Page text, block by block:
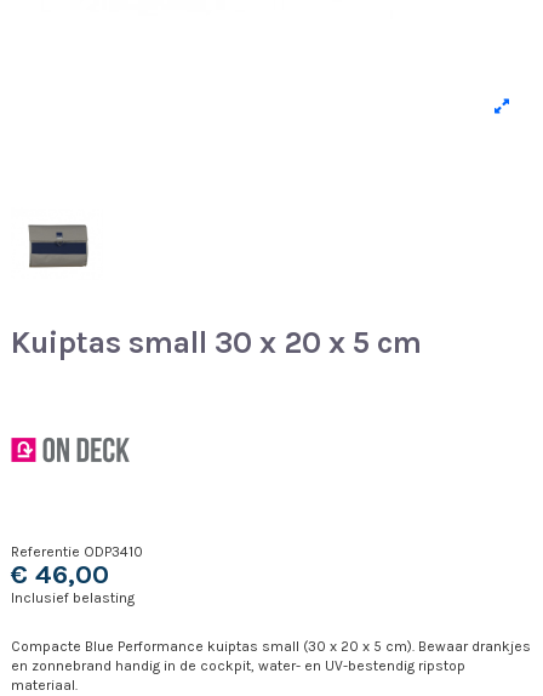
Kuiptas small 30 x 20 x 5 cm
Referentie ODP3410
€ 46,00
Inclusief belasting
Compacte Blue Performance kuiptas small (30 x 20 x 5 cm). Bewaar drankjes
en zonnebrand handig in de cockpit, water- en UV-bestendig ripstop
materiaal.